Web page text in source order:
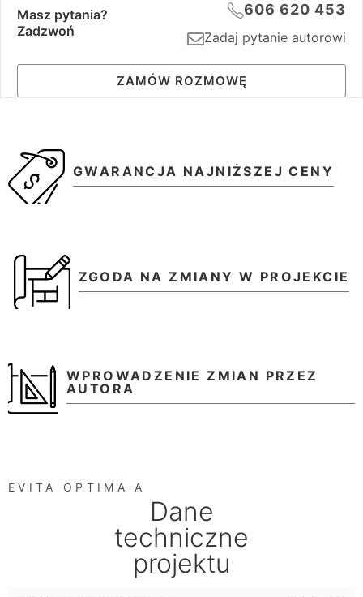
GWARANCJA NAJNIŻSZEJ CENY
ZGODA NA ZMIANY W PROJEKCIE
WPROWADZENIE ZMIAN PRZEZ
AUTORA
EVITA OPTIMA A
Dane
techniczne
projektu
Masz pytania?
Zadzwoń
606 620 453
Zadaj pytanie autorowi
ZAMÓW ROZMOWĘ